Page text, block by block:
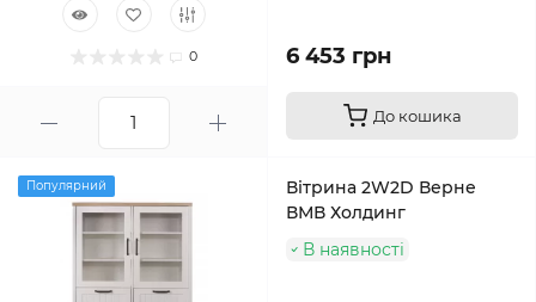
0 6 453 грн
До кошика
Популярний
Вітрина 2W2D Верне
ВМВ Холдинг
В наявності